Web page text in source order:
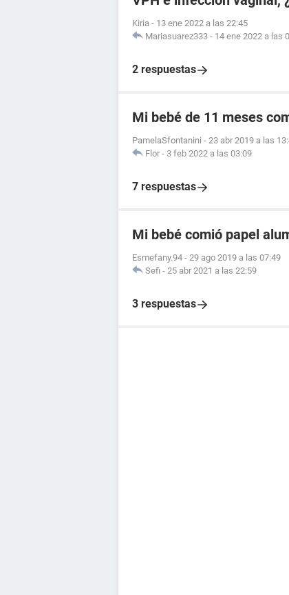
Kiria - 13 ene 2022 a las 22:45
Mariasuarez333 - 14 ene 2022 a las
2 respuestas
Mi bebé de 11 meses
PamelaSfontanini - 23 abr 2019 a las
Flor - 3 feb 2022 a las 03:09
7 respuestas
Mi bebé comió papel
Esmefany.94 - 29 ago 2019 a las 07:49
Sefi - 25 abr 2021 a las 22:59
3 respuestas